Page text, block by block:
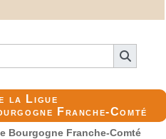
la Ligue
Franche-Comté
Bourgogne Franche-Comté